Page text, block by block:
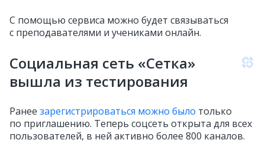
С помощью сервиса можно будет связываться
с преподавателями и учениками онлайн.
Социальная сеть «Сетка»
вышла из тестирования
Ранее зарегистрироваться можно было только
по приглашению. Теперь соцсеть открыта для всех
пользователей, в ней активно более 800 каналов.